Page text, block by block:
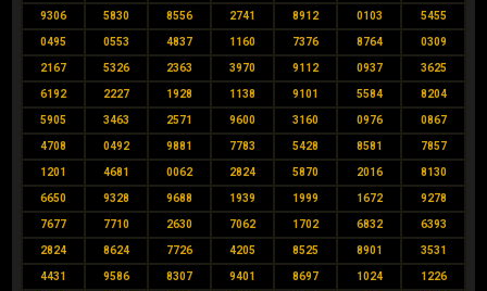
9306 5830 8556 2741 8912 0103 5455
0495 0553 4837 1160 7376 8764 0309
2167 5326 2363 3970 9112 0937 3625
6192 2227 1928 1138 9101 5584 8204
5905 3463 2571 9600 3160 0976 0867
4708 0492 9881 7783 5428 8581 7857
1201 4681 0062 2824 5870 2016 8130
6650 9328 9688 1939 1999 1672 9278
7677 7710 2630 7062 1702 6832 6393
2824 8624 7726 4205 8525 8901 3531
4431 9586 8307 9401 8697 1024 1226